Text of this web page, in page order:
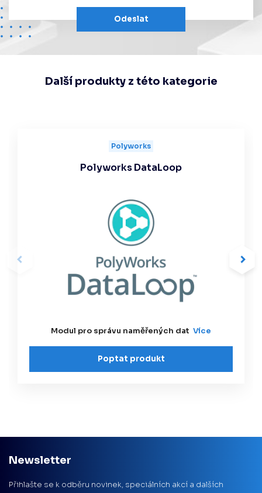
Odeslat
Další produkty z této kategorie
Polyworks
Polyworks DataLoop
Modul pro správu naměřených dat Více
Poptat produkt
Newsletter
Přihlašte se k odběru novinek, speciálních akcí a dalších